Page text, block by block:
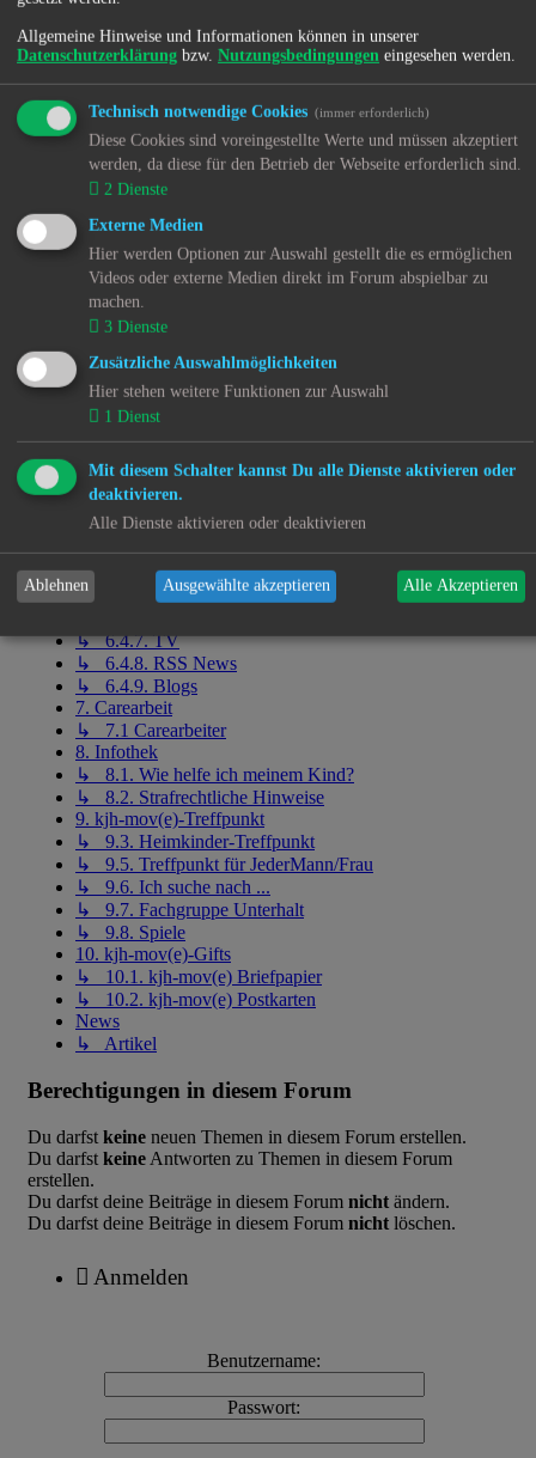
↳ 6.1.9. Regionale Nachrichten - Niedersachsen (NI)
↳ 6.1.10. Regionale Nachrichten - Nordrhein-
↳ 6.1.11. Regionale Nachrichten - Rheinland-Pfalz
(RP)
↳ 6.1.12. Regionale Nachrichten - Saarland (SL)
↳ 6.1.13. Regionale Nachrichten - Sachsen (SN)
↳ 6.1.14. Regionale Nachrichten - Sachsen-Anhalt
↳ 6.1.15. Regionale Nachrichten - Schleswig-Holstein
(SH)
↳ 6.1.16. Regionale Nachrichten - Thüringen (TH)
↳ 6.1.17. Überregionale Nachrichten -
Bundesrepublik Deutschland (DE)
↳ 6.1.19. Nachrichten aus dem Ausland - Polen (PL)
↳ 6.1.20. Nachrichten aus dem Ausland - Schweiz
(CH)
↳ 6.1.22. Nachrichten weltweit
↳ 6.4. RSS Feeds
↳ 6.4.1. Recht
↳ 6.4.2. Kinder- und Jugendhilfe
↳ 6.4.3. Psychiatrie
↳ 6.4.4. Politik / Ministerien
↳ 6.4.5. Bundesamt für Statistik (Destatis)
↳ 6.4.7. TV
↳ 6.4.8. RSS News
↳ 6.4.9. Blogs
7. Carearbeit
↳ 7.1 Carearbeiter
8. Infothek
↳ 8.1. Wie helfe ich meinem Kind?
↳ 8.2. Strafrechtliche Hinweise
9. kjh-mov(e)-Treffpunkt
↳ 9.3. Heimkinder-Treffpunkt
↳ 9.5. Treffpunkt für JederMann/Frau
↳ 9.6. Ich suche nach ...
↳ 9.7. Fachgruppe Unterhalt
↳ 9.8. Spiele
10. kjh-mov(e)-Gifts
↳ 10.1. kjh-mov(e) Briefpapier
↳ 10.2. kjh-mov(e) Postkarten
News
↳ Artikel
Berechtigungen in diesem Forum
Du darfst keine neuen Themen in diesem Forum erstellen.
Du darfst keine Antworten zu Themen in diesem Forum
erstellen.
Du darfst deine Beiträge in diesem Forum nicht ändern.
Du darfst deine Beiträge in diesem Forum nicht löschen.
Anmelden
Benutzername:
Passwort:
Allgemeine Hinweise und Informationen können in unserer
Datenschutzerklärung bzw. Nutzungsbedingungen eingesehen werden.
Technisch notwendige Cookies (immer erforderlich)
Diese Cookies sind voreingestellte Werte und müssen akzeptiert
werden, da diese für den Betrieb der Webseite erforderlich sind.
2 Dienste
Externe Medien
Hier werden Optionen zur Auswahl gestellt die es ermöglichen
Videos oder externe Medien direkt im Forum abspielbar zu
machen.
3 Dienste
Zusätzliche Auswahlmöglichkeiten
Hier stehen weitere Funktionen zur Auswahl
1 Dienst
Mit diesem Schalter kannst Du alle Dienste aktivieren oder
deaktivieren.
Alle Dienste aktivieren oder deaktivieren
Ablehnen Ausgewählte akzeptieren Alle Akzeptieren